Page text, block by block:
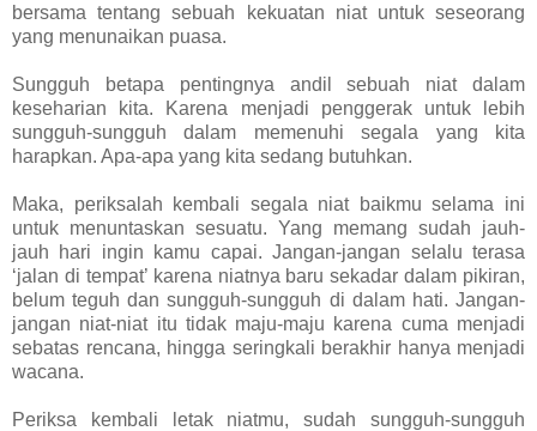
bersama tentang sebuah kekuatan niat untuk seseorang
yang menunaikan puasa.
Sungguh betapa pentingnya andil sebuah niat dalam
keseharian kita. Karena menjadi penggerak untuk lebih
sungguh-sungguh dalam memenuhi segala yang kita
harapkan. Apa-apa yang kita sedang butuhkan.
Maka, periksalah kembali segala niat baikmu selama ini
untuk menuntaskan sesuatu. Yang memang sudah jauh-
jauh hari ingin kamu capai. Jangan-jangan selalu terasa
‘jalan di tempat’ karena niatnya baru sekadar dalam pikiran,
belum teguh dan sungguh-sungguh di dalam hati. Jangan-
jangan niat-niat itu tidak maju-maju karena cuma menjadi
sebatas rencana, hingga seringkali berakhir hanya menjadi
wacana.
Periksa kembali letak niatmu, sudah sungguh-sungguh